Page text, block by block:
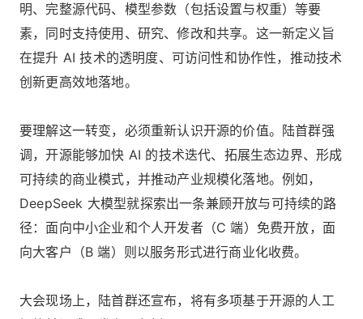
明、完整源代码、模型参数（包括设置与权重）等要
素，同时支持使用、研究、修改和共享。这一新定义旨
在提升 AI 技术的透明度、可访问性和协作性，推动技术
创新更高效地落地。
要理解这一转变，必须重新认识开源的价值。陆首群强
调，开源能够加快 AI 的技术迭代、拓展生态边界、形成
可持续的商业模式，并推动产业规模化落地。例如，
DeepSeek 大模型就探索出一条兼顾开放与可持续的路
径：面向中小企业和个人开发者（C 端）免费开放，面
向大客户（B 端）则以服务形式进行商业化收费。
大会现场上，陆首群还宣布，将有多项基于开源的人工